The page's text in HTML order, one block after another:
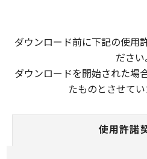
ダウンロード前に下記の使用
ださい
ダウンロードを開始された場
たものとさせてい
使用許諾